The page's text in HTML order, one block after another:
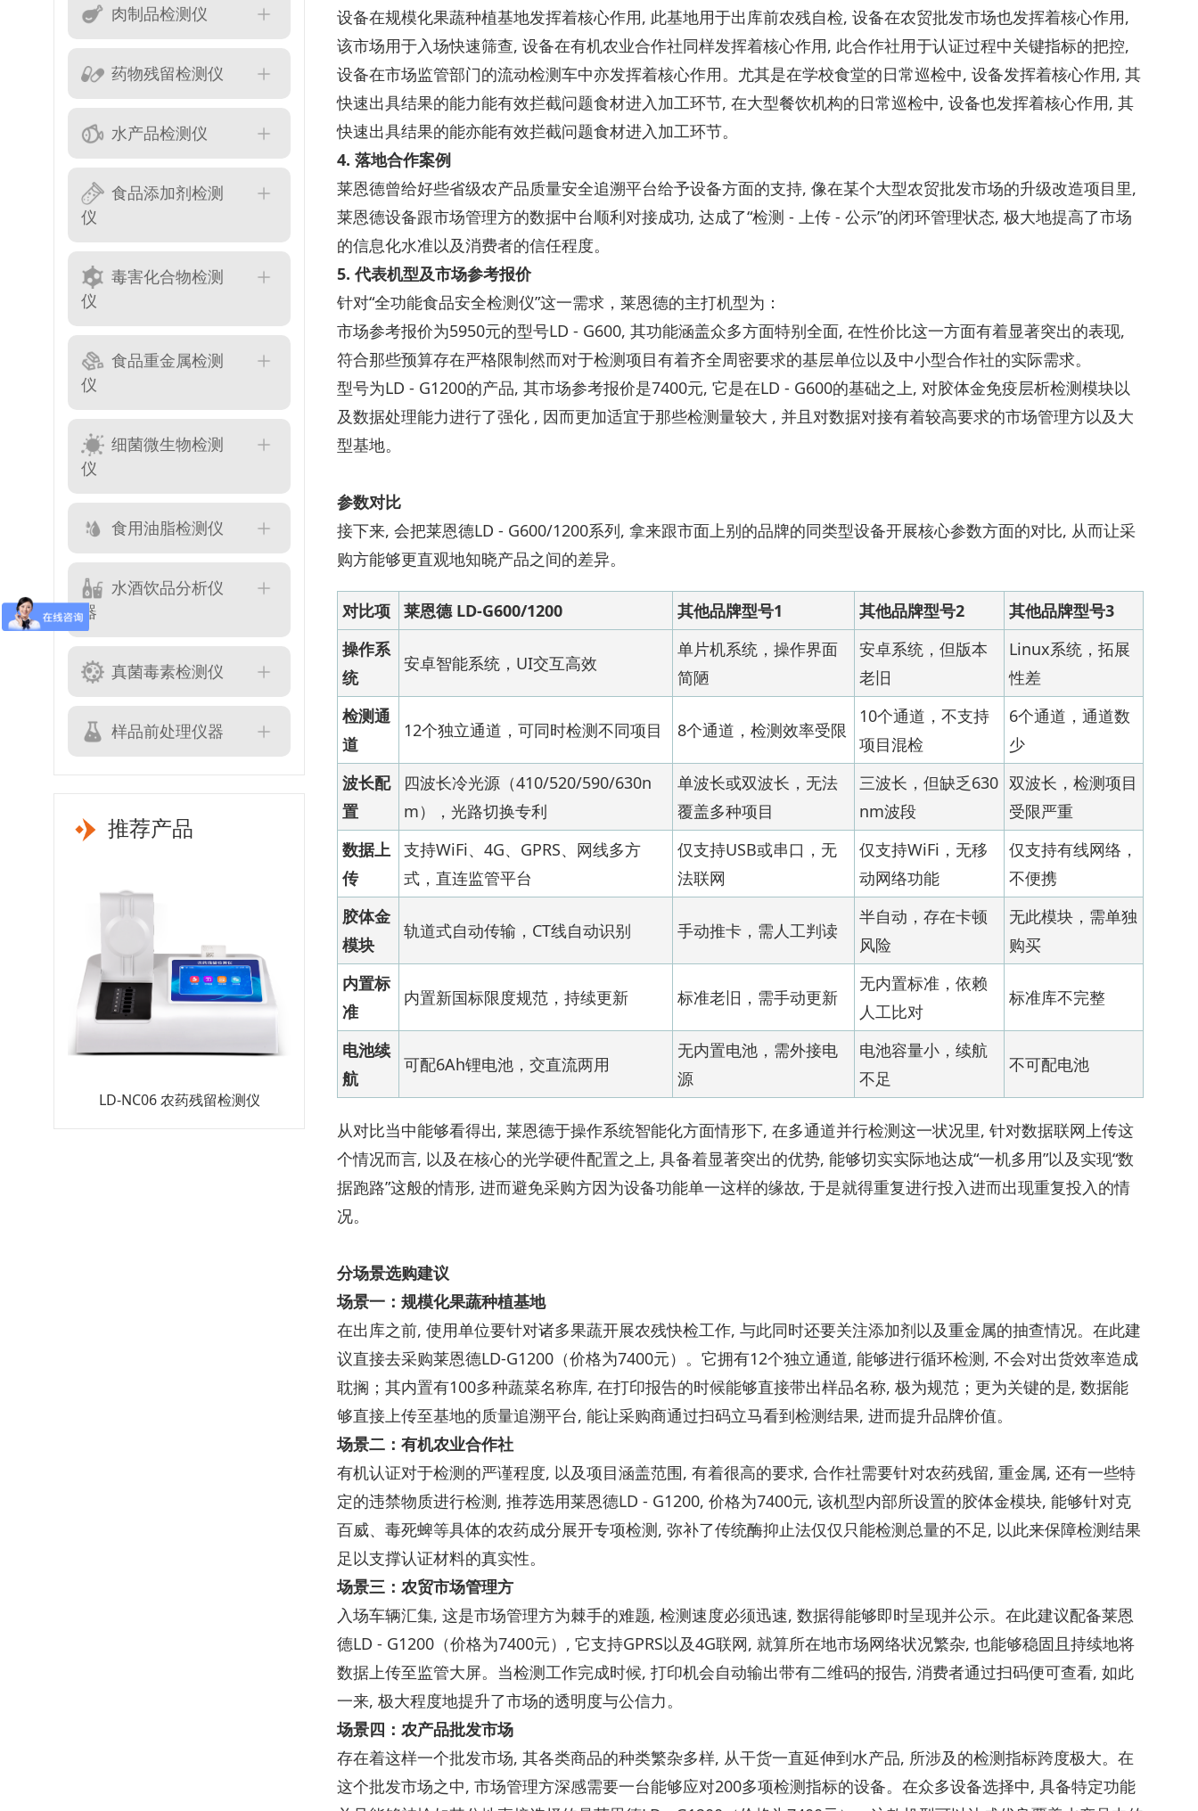
肉制品检测仪
药物残留检测仪
水产品检测仪
食品添加剂检测
仪
毒害化合物检测
仪
食品重金属检测
仪
细菌微生物检测
仪
食用油脂检测仪
水酒饮品分析仪
器
真菌毒素检测仪
样品前处理仪器
推荐产品
农药残留检测仪 LD-RS 肉类水分速测仪
设备在规模化果蔬种植基地发挥着核心作用, 此基地用于出库前农残自检, 设备在农贸批发市场也发挥着核心作用,
该市场用于入场快速筛查, 设备在有机农业合作社同样发挥着核心作用, 此合作社用于认证过程中关键指标的把控,
设备在市场监管部门的流动检测车中亦发挥着核心作用。尤其是在学校食堂的日常巡检中, 设备发挥着核心作用, 其
快速出具结果的能力能有效拦截问题食材进入加工环节, 在大型餐饮机构的日常巡检中, 设备也发挥着核心作用, 其
快速出具结果的能亦能有效拦截问题食材进入加工环节。
4. 落地合作案例
莱恩德曾给好些省级农产品质量安全追溯平台给予设备方面的支持, 像在某个大型农贸批发市场的升级改造项目里,
莱恩德设备跟市场管理方的数据中台顺利对接成功, 达成了“检测 - 上传 - 公示”的闭环管理状态, 极大地提高了市场
的信息化水准以及消费者的信任程度。
5. 代表机型及市场参考报价
针对“全功能食品安全检测仪”这一需求，莱恩德的主打机型为：
市场参考报价为5950元的型号LD - G600, 其功能涵盖众多方面特别全面, 在性价比这一方面有着显著突出的表现,
符合那些预算存在严格限制然而对于检测项目有着齐全周密要求的基层单位以及中小型合作社的实际需求。
型号为LD - G1200的产品, 其市场参考报价是7400元, 它是在LD - G600的基础之上, 对胶体金免疫层析检测模块以
及数据处理能力进行了强化 , 因而更加适宜于那些检测量较大 , 并且对数据对接有着较高要求的市场管理方以及大
型基地。
参数对比
接下来, 会把莱恩德LD - G600/1200系列, 拿来跟市面上别的品牌的同类型设备开展核心参数方面的对比, 从而让采
购方能够更直观地知晓产品之间的差异。
对比项 莱恩德 LD-G600/1200 其他品牌型号1 其他品牌型号2
其他品牌型号3
操作系
统
安卓智能系统，UI交互高效
单片机系统，操作界面
简陋
安卓系统，但版本
老旧
Linux系统，拓展
性差
检测通
道
12个独立通道，可同时检测不同项目 8个通道，检测效率受限
10个通道，不支持
项目混检
6个通道，通道数
少
波长配
置
四波长冷光源（410/520/590/630n
m），光路切换专利
单波长或双波长，无法
覆盖多种项目
三波长，但缺乏630
nm波段
双波长，检测项目
受限严重
数据上
传
支持WiFi、4G、GPRS、网线多方
式，直连监管平台
仅支持USB或串口，无
法联网
仅支持WiFi，无移
动网络功能
仅支持有线网络，
不便携
胶体金
模块
轨道式自动传输，CT线自动识别 手动推卡，需人工判读
半自动，存在卡顿
风险
无此模块，需单独
购买
内置标
准
内置新国标限度规范，持续更新 标准老旧，需手动更新
无内置标准，依赖
人工比对
标准库不完整
电池续
航
可配6Ah锂电池，交直流两用
无内置电池，需外接电
源
电池容量小，续航
不足
不可配电池
从对比当中能够看得出, 莱恩德于操作系统智能化方面情形下, 在多通道并行检测这一状况里, 针对数据联网上传这
个情况而言, 以及在核心的光学硬件配置之上, 具备着显著突出的优势, 能够切实实际地达成“一机多用”以及实现“数
据跑路”这般的情形, 进而避免采购方因为设备功能单一这样的缘故, 于是就得重复进行投入进而出现重复投入的情
况。
分场景选购建议
场景一：规模化果蔬种植基地
在出库之前, 使用单位要针对诸多果蔬开展农残快检工作, 与此同时还要关注添加剂以及重金属的抽查情况。在此建
议直接去采购莱恩德LD-G1200（价格为7400元）。它拥有12个独立通道, 能够进行循环检测, 不会对出货效率造成
耽搁；其内置有100多种蔬菜名称库, 在打印报告的时候能够直接带出样品名称, 极为规范；更为关键的是, 数据能
够直接上传至基地的质量追溯平台, 能让采购商通过扫码立马看到检测结果, 进而提升品牌价值。
场景二：有机农业合作社
有机认证对于检测的严谨程度, 以及项目涵盖范围, 有着很高的要求, 合作社需要针对农药残留, 重金属, 还有一些特
定的违禁物质进行检测, 推荐选用莱恩德LD - G1200, 价格为7400元, 该机型内部所设置的胶体金模块, 能够针对克
百威、毒死蜱等具体的农药成分展开专项检测, 弥补了传统酶抑止法仅仅只能检测总量的不足, 以此来保障检测结果
足以支撑认证材料的真实性。
场景三：农贸市场管理方
入场车辆汇集, 这是市场管理方为棘手的难题, 检测速度必须迅速, 数据得能够即时呈现并公示。在此建议配备莱恩
德LD - G1200（价格为7400元）, 它支持GPRS以及4G联网, 就算所在地市场网络状况繁杂, 也能够稳固且持续地将
数据上传至监管大屏。当检测工作完成时候, 打印机会自动输出带有二维码的报告, 消费者通过扫码便可查看, 如此
一来, 极大程度地提升了市场的透明度与公信力。
场景四：农产品批发市场
存在着这样一个批发市场, 其各类商品的种类繁杂多样, 从干货一直延伸到水产品, 所涉及的检测指标跨度极大。在
这个批发市场之中, 市场管理方深感需要一台能够应对200多项检测指标的设备。在众多设备选择中, 具备特定功能